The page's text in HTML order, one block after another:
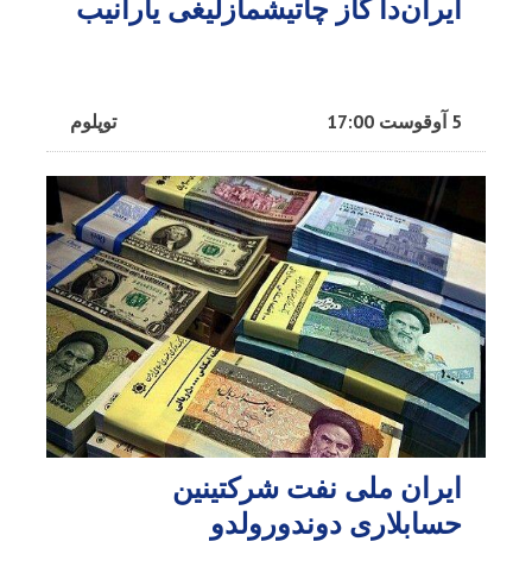
ایران‌دا گاز چاتیشمازلیغی یارانیب
توپلوم 5 آوقوست 17:00
ایران ملی نفت شرکتینین
حسابلاری دوندورولدو